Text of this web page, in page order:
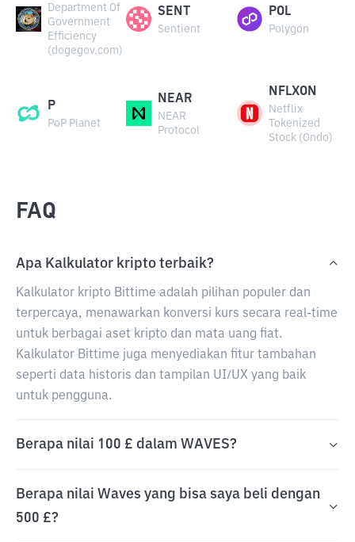
Department Of
Government
Efficiency
(dogegov.com)
SENT
Sentient
POL
Polygon
P
PoP Planet
NEAR
NEAR
Protocol
NFLXON
Netflix
Tokenized
Stock (Ondo)
FAQ
Apa Kalkulator kripto terbaik?
Kalkulator kripto Bittime adalah pilihan populer dan
terpercaya, menawarkan konversi kurs secara real-time
untuk berbagai aset kripto dan mata uang fiat.
Kalkulator Bittime juga menyediakan fitur tambahan
seperti data historis dan tampilan UI/UX yang baik
untuk pengguna.
Berapa nilai 100 £ dalam WAVES?
Berapa nilai Waves yang bisa saya beli dengan
500 £?